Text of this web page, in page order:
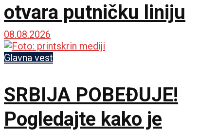
otvara putničku liniju
08.08.2026
Glavna vest
SRBIJA POBEĐUJE!
Pogledajte kako je